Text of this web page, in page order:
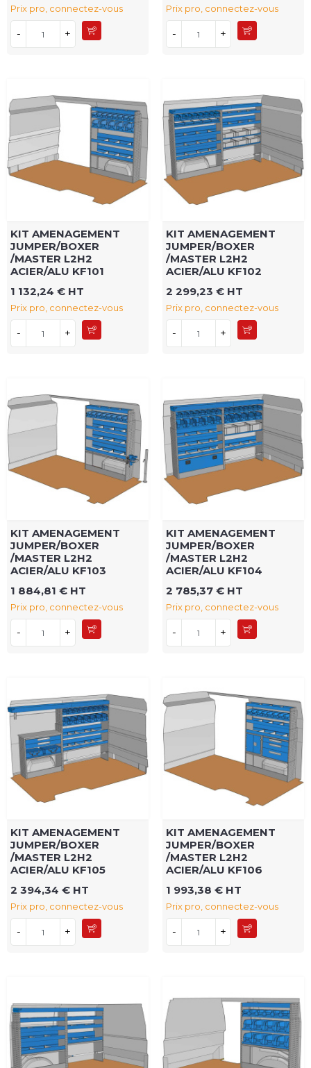
Prix pro, connectez-vous
- +
Prix pro, connectez-vous
- +
KIT AMENAGEMENT
JUMPER/BOXER
/MASTER L2H2
ACIER/ALU KF101
1 132,24 € HT
Prix pro, connectez-vous
- +
KIT AMENAGEMENT
JUMPER/BOXER
/MASTER L2H2
ACIER/ALU KF102
2 299,23 € HT
Prix pro, connectez-vous
- +
KIT AMENAGEMENT
JUMPER/BOXER
/MASTER L2H2
ACIER/ALU KF103
1 884,81 € HT
Prix pro, connectez-vous
- +
KIT AMENAGEMENT
JUMPER/BOXER
/MASTER L2H2
ACIER/ALU KF104
2 785,37 € HT
Prix pro, connectez-vous
- +
KIT AMENAGEMENT
JUMPER/BOXER
/MASTER L2H2
ACIER/ALU KF105
2 394,34 € HT
Prix pro, connectez-vous
- +
KIT AMENAGEMENT
JUMPER/BOXER
/MASTER L2H2
ACIER/ALU KF106
1 993,38 € HT
Prix pro, connectez-vous
- +